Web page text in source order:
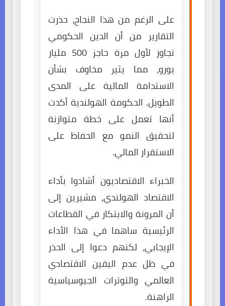
على الرغم من هذا النجاح، حذرت
التقارير من أن الدين الحكومي
تجاوز لأول مرة حاجز 500 مليار
يورو، مما يثير مخاوف بشأن
الاستدامة المالية على المدى
الطويل. الحكومة الهولندية أكدت
أنها تعمل على خطة متوازنة
لتحقيق النمو مع الحفاظ على
الاستقرار المالي.
الخبراء الاقتصاديون أشادوا بأداء
الاقتصاد الهولندي، مشيرين إلى
أن المرونة والابتكار في القطاعات
الرئيسية ساهما في هذا الأداء
الإيجابي، لكنهم دعوا إلى الحذر
في ظل عدم اليقين الاقتصادي
العالمي والتوترات الجيوسياسية
الراهنة.